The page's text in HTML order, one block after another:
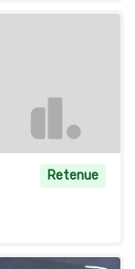
Retenue